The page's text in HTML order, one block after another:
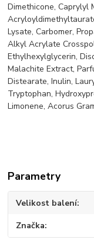
Dimethicone, Caprylyl
Lysate, Carbomer,
Alkyl Acrylate
Ethylhexylglycerin,
Malachite Extract,
Distearate, Inulin,
Tryptophan,
Limonene, Acorus
Parametry
Velikost balení
Značka